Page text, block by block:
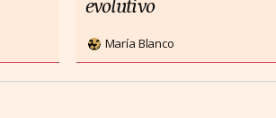
evolutivo
María Blanco